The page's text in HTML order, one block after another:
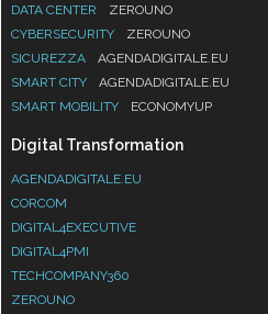
DATA CENTER
ZEROUNO
CYBERSECURITY
ZEROUNO
SICUREZZA
AGENDADIGITALE.EU
SMART CITY
AGENDADIGITALE.EU
SMART MOBILITY
ECONOMYUP
Digital Transformation
AGENDADIGITALE.EU
CORCOM
DIGITAL4EXECUTIVE
DIGITAL4PMI
TECHCOMPANY360
ZEROUNO